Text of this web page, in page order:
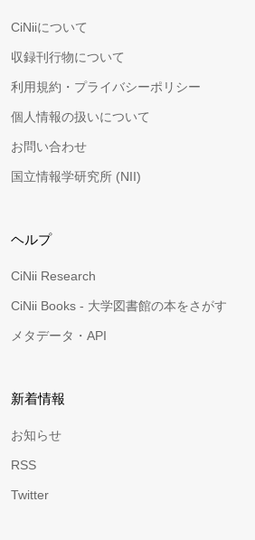
CiNiiについて
収録刊行物について
利用規約・プライバシーポリシー
個人情報の扱いについて
お問い合わせ
国立情報学研究所 (NII)
ヘルプ
CiNii Research
CiNii Books - 大学図書館の本をさがす
メタデータ・API
新着情報
お知らせ
RSS
Twitter